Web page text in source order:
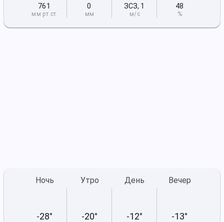
761
мм рт.ст.
0
мм
ЗСЗ, 1
м/с
48
%
Ночь
-28°
Утро
-20°
День
-12°
Вечер
-13°